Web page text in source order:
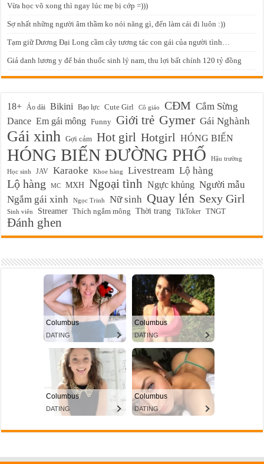
Vừa học võ xong thì ngay lúc mẹ bị cớp =)))
Sợ nhất những người âm thầm ko nói năng gì, đến làm cái đi luôn :))
Tạm giữ Dương Đại Long cầm cây tương tác con gái của người tình…
Giả danh lương y để bán thuốc sinh lý nam, thu lợi bất chính 120 tỷ đồng
18+ Áo dài Bikini Bạo lực Cute Girl Cô giáo CĐM Cắm Sừng
Dance Em gái mông Funny Giới trẻ Gymer Gái Nghành
Gái xinh Gợi cảm Hot girl Hotgirl HÓNG BIẾN
HÓNG BIẾN ĐƯỜNG PHỐ
Hậu trường
Học sinh
JAV Karaoke Khoe hàng Livestream Lộ hàng
Lộ hàng MC MXH Ngoại tình Ngực khủng Người mẫu
Ngắm gái xinh
Ngọc Trinh Nữ sinh Quay lén Sexy Girl
Sinh viên Streamer Thích ngắm mông Thời trang TikToker TNGT
Đánh ghen